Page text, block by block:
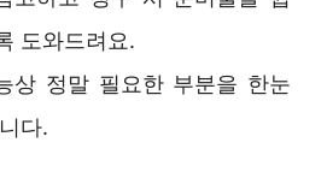
도와드려요.
상 정말 필요한 부분을 한눈
다.